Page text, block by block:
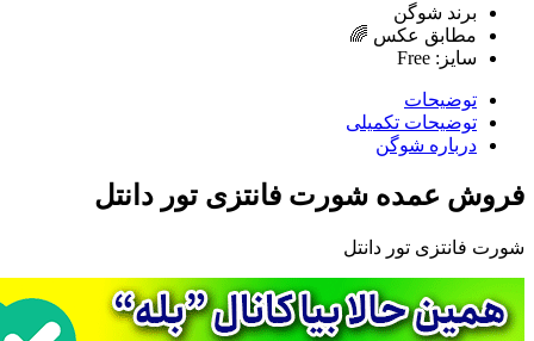
برند شوگن
مطابق عکس 🌈
سایز: Free
توضیحات
توضیحات تکمیلی
درباره شوگن
فروش عمده شورت فانتزی تور دانتل
شورت فانتزی تور دانتل